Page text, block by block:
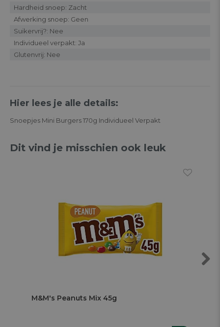
Hardheid snoep: Zacht
Afwerking snoep: Geen
Suikervrij?: Nee
Individueel verpakt: Ja
Glutenvrij: Nee
Hier lees je alle details:
Snoepjes Mini Burgers 170g Individueel Verpakt
Dit vind je misschien ook leuk
M&M's Peanuts Mix 45g